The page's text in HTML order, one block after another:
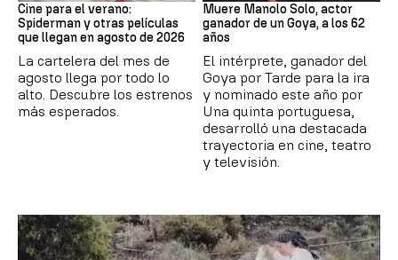
Cine para el verano:
Spiderman y otras películas
que llegan en agosto de 2026
La cartelera del mes de
agosto llega por todo lo
alto. Descubre los estrenos
más esperados.
Muere Manolo Solo, actor
ganador de un Goya, a los 62
años
El intérprete, ganador del
Goya por Tarde para la ira
y nominado este año por
Una quinta portuguesa,
desarrolló una destacada
trayectoria en cine, teatro
y televisión.